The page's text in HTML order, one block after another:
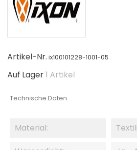
Artikel-Nr. ix100101228-1001-05
Auf Lager1 Artikel
Technische Daten
Material: